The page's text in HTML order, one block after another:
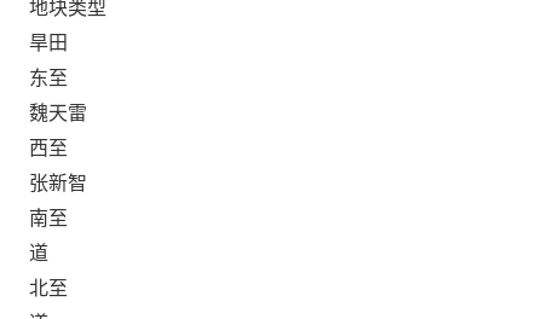
地块类型
旱田
东至
魏天雷
西至
张新智
南至
道
北至